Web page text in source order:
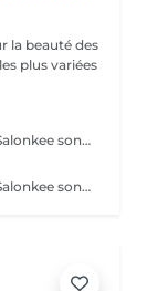
la beauté des
plus variées
Veuillez prendre note que les prix indiqués sur Salonkee sont communiqués à titre informatif et s'entendent de base. Ces derniers sont susceptibles de varier selon le diagnostic réalisé à votre arrivée au salon et l'expertise du professionnel à qui vous confiez votre beauté. Dans tous les cas, un devis précis vous sera proposé et toutes réalisations de prestations seront effectuées avec votre accord. Un grand merci d'avance pour votre compréhension. Au plaisir de vous recevoir très vite.
Veuillez prendre note que les prix indiqués sur Salonkee sont communiqués à titre informatif et s'entendent de base. Ces derniers sont susceptibles de varier selon le diagnostic réalisé à votre arrivée au salon et l'expertise du professionnel à qui vous confiez votre beauté. Dans tous les cas, un devis précis vous sera proposé et toutes réalisations de prestations seront effectuées avec votre accord. Un grand merci d'avance pour votre compréhension. Au plaisir de vous recevoir très vite.